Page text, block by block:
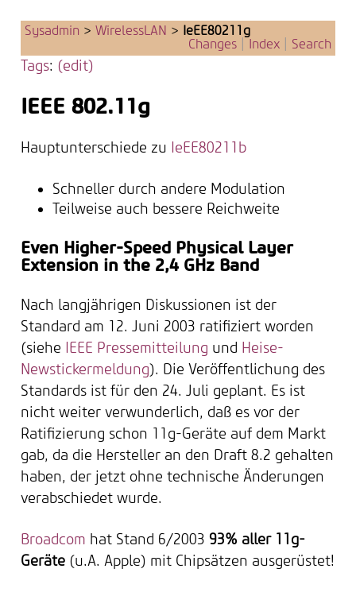
Sysadmin >WirelessLAN > IeEE80211g
Changes
Index Search
Tags: (edit)
IEEE 802.11g
Hauptunterschiede zu IeEE80211b
Schneller durch andere Modulation
Teilweise auch bessere Reichweite
Even Higher-Speed Physical Layer
Extension in the 2,4 GHz Band
Nach langjährigen Diskussionen ist der
Standard am 12. Juni 2003 ratifiziert worden
(siehe IEEE Pressemitteilung und Heise-
Newstickermeldung). Die Veröffentlichung des
Standards ist für den 24. Juli geplant. Es ist
nicht weiter verwunderlich, daß es vor der
Ratifizierung schon 11g-Geräte auf dem Markt
gab, da die Hersteller an den Draft 8.2 gehalten
haben, der jetzt ohne technische Änderungen
verabschiedet wurde.
Broadcom hat Stand 6/2003 93% aller 11g-
Geräte (u.A. Apple) mit Chipsätzen ausgerüstet!